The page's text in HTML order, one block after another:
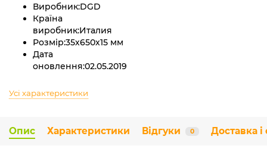
Виробник:DGD
Країна
виробник:Италия
Розмір:35х650х15 мм
Дата
оновлення:02.05.2019
Усі характеристики
Опис Характеристики Відгуки 0 Доставка і